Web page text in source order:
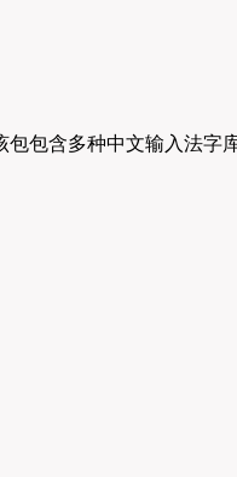
包包含多种中文输入法字